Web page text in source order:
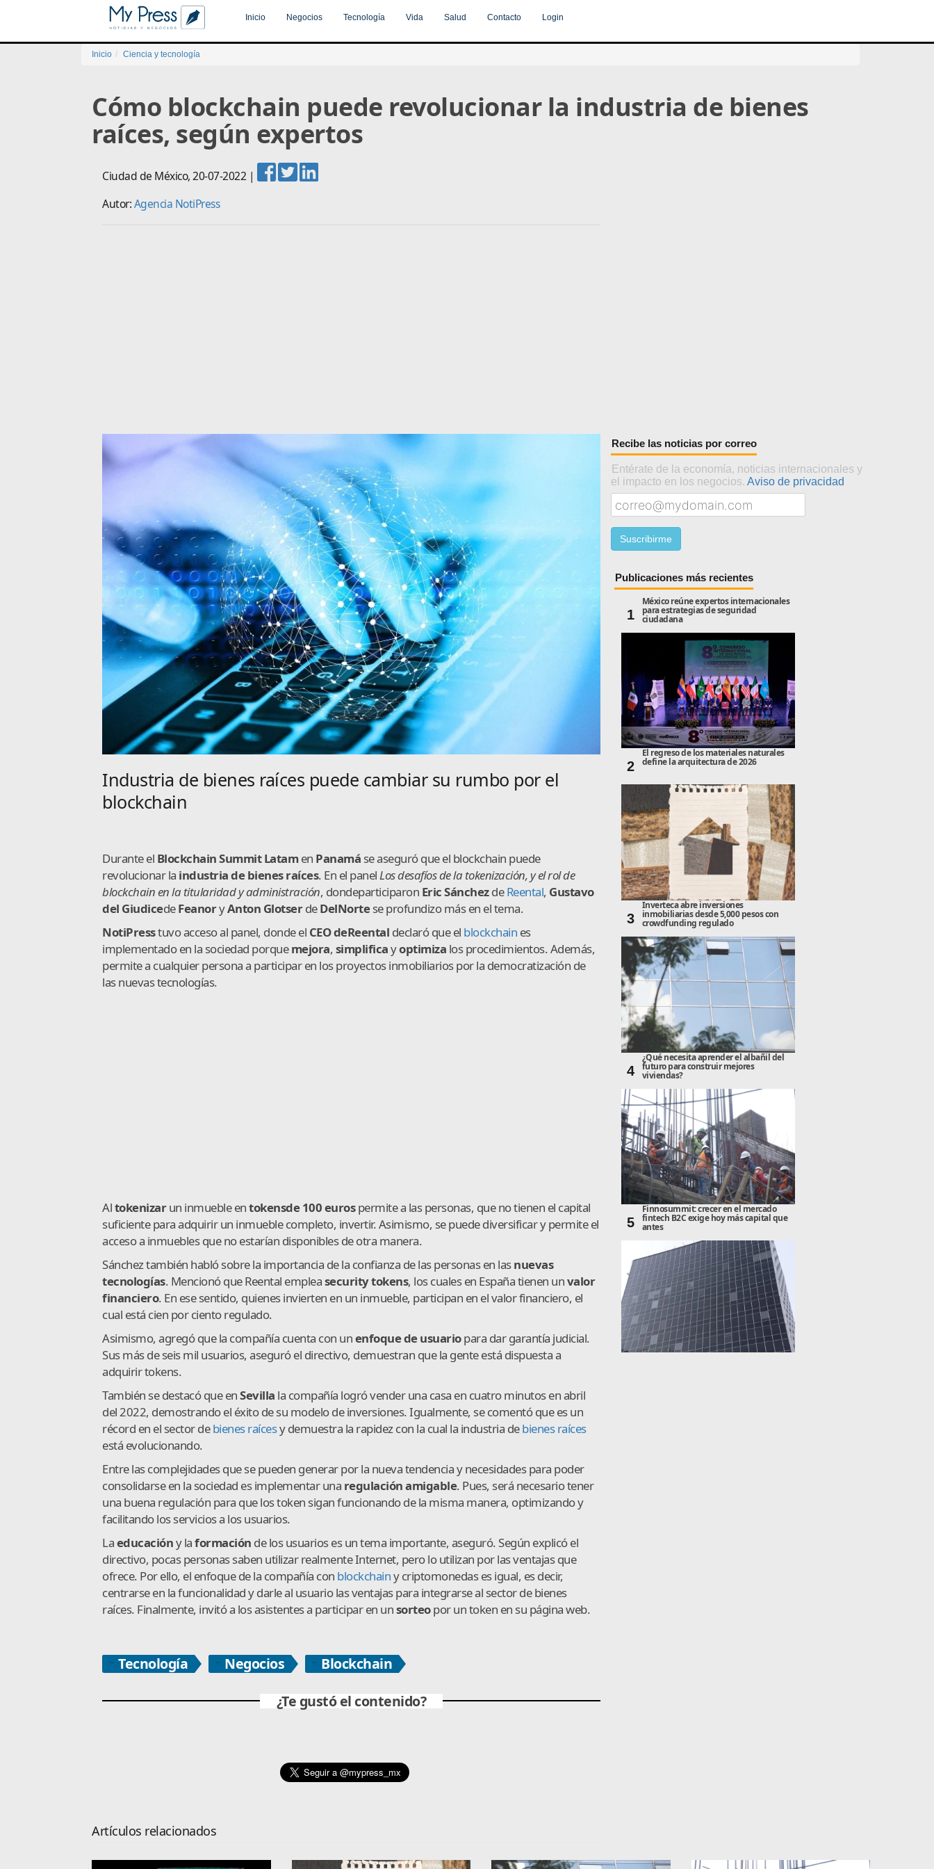
Inicio Negocios Tecnología Vida Salud Contacto Login
Inicio Ciencia y tecnología
Cómo blockchain puede revolucionar la industria de bienes
raíces, según expertos
Ciudad de México,20-07-2022 |
Autor:Agencia NotiPress
Industria de bienes raíces puede cambiar su rumbo por el
blockchain
Durante el Blockchain Summit Latamen Panamá se aseguró que el blockchain puede
revolucionar la industria de bienes raíces. En el panel Los desafíos de la tokenización, y el rol de
blockchain en la titularidad y administración, dondeparticiparon Eric SánchezdeReental, Gustavo
del GiudicedeFeanoryAnton GlotserdeDelNortese profundizo más en el tema.
NotiPresstuvo acceso al panel, donde el CEOdeReental declaró que el blockchain es
implementado en la sociedad porquemejora, simplificayoptimiza los procedimientos. Además,
permite a cualquier persona a participar en los proyectos inmobiliarios por la democratización de
las nuevas tecnologías.
Altokenizarun inmueble entokensde 100 eurospermite a las personas, que no tienen el capital
suficiente para adquirir un inmueble completo, invertir. Asimismo, se puede diversificar y permite el
acceso a inmuebles que no estarían disponibles de otra manera.
Sánchez también habló sobre la importancia de la confianza de las personas en lasnuevas
tecnologías. Mencionó que Reental empleasecuritytokens, los cuales en España tienen unvalor
financiero. En ese sentido, quienes invierten en un inmueble, participan en el valor financiero, el
cual está cien por ciento regulado.
Asimismo, agregó que la compañía cuenta con unenfoquedeusuariopara dar garantía judicial.
Sus más de seis mil usuarios, aseguró el directivo, demuestran que la gente está dispuesta a
adquirir tokens.
También se destacó que enSevilla la compañía logró vender una casa en cuatro minutos en abril
del 2022, demostrando el éxito de su modelo de inversiones. Igualmente, se comentó que es un
récord en el sector debienes raícesy demuestra la rapidez con la cual la industria debienes raíces
está evolucionando.
Entre las complejidades que se pueden generar por la nueva tendencia y necesidades para poder
consolidarse en la sociedad es implementar una regulaciónamigable. Pues, será necesario tener
una buena regulación para que los token sigan funcionando de la misma manera, optimizando y
facilitando los servicios a los usuarios.
Laeducacióny laformación de los usuarios es un tema importante, aseguró. Según explicó el
directivo, pocas personas saben utilizar realmente Internet, pero lo utilizan por las ventajas que
ofrece. Por ello, el enfoque de la compañía con blockchainy criptomonedas es igual, es decir,
centrarse en la funcionalidad y darle al usuario las ventajas para integrarse al sector de bienes
raíces. Finalmente, invitó a los asistentes a participar en unsorteopor un token en su página web.
Tecnología Negocios
Blockchain
¿Te gustó el contenido?
Recibe las noticias por correo
Entérate de la economía, noticias internacionales y
el impacto en los negocios. Aviso de privacidad
Publicaciones más recientes
1
México reúne expertos internacionales
para estrategias de seguridad
ciudadana
2
El regreso de los materiales naturales
define la arquitectura de 2026
3
Inverteca abre inversiones
inmobiliarias desde 5,000 pesos con
crowdfunding regulado
4
¿Qué necesita aprender el albañil del
futuro para construir mejores
viviendas?
5
Finnosummit: crecer en el mercado
fintech B2C exige hoy más capital que
antes
Artículos relacionados